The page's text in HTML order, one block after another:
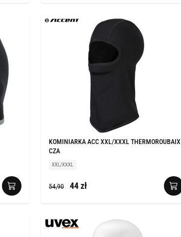
KOMINIARKA ACC XXL/XXXL THERMOROUBAIX
CZA
XXL/XXXL
54,90 44 zł